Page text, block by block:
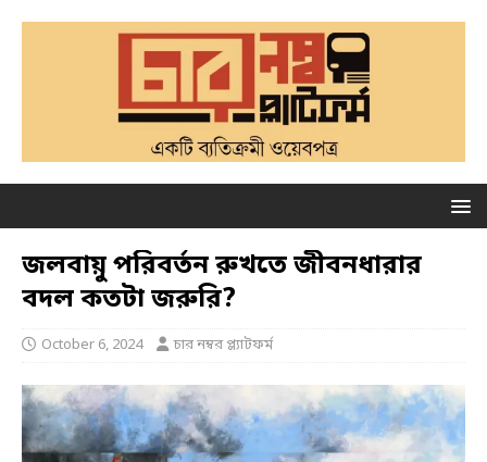
জলবায়ু পরিবর্তন রুখতে জীবনধারার
বদল কতটা জরুরি?
October 6, 2024 চার নম্বর প্ল্যাটফর্ম